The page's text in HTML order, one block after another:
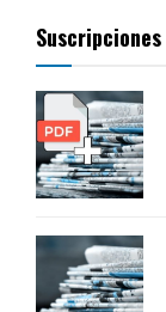
Suscripciones